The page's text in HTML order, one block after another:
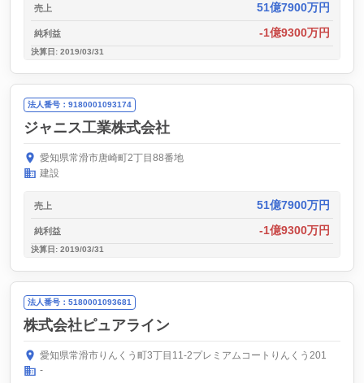
売上 51億7900万円
純利益 -1億9300万円
決算日: 2019/03/31
法人番号：9180001093174
ジャニス工業株式会社
愛知県常滑市唐崎町2丁目88番地
建設
売上 51億7900万円
純利益 -1億9300万円
決算日: 2019/03/31
法人番号：5180001093681
株式会社ピュアライン
愛知県常滑市りんくう町3丁目11-2プレミアムコートりんくう201
-